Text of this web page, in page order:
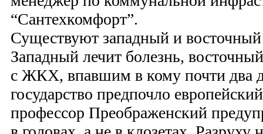
“Сантехкомфорт”.
Существуют западный и
Западный лечит болезнь,
с ЖКХ, впавшим в кому почти два
государство предпочло
профессор Преображенский